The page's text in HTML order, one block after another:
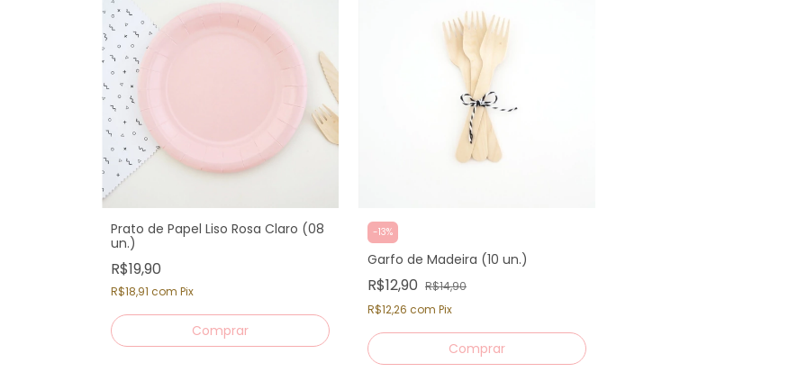
Prato de Papel Liso Rosa Claro (08
un.)
R$19,90
R$18,91 com Pix
-13%
Garfo de Madeira (10 un.)
R$12,90 R$14,90
R$12,26 com Pix